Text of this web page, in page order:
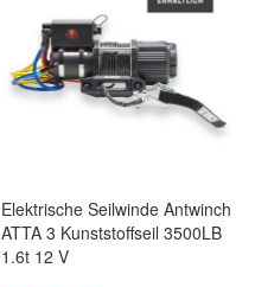
Elektrische Seilwinde Antwinch
ATTA 3 Kunststoffseil 3500LB
1.6t 12 V